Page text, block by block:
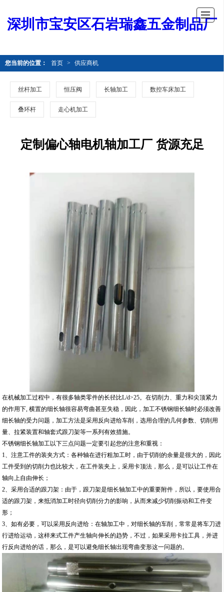
深圳市宝安区石岩瑞鑫五金制品厂
您当前的位置： 首页 > 供应商机
丝杆加工 恒压阀 长轴加工 数控车床加工
叠环杆 走心机加工
定制偏心轴电机轴加工厂 货源充足
在机械加工过程中，有很多轴类零件的长径比L/d>25。在切削力、重力和尖顶紧力
的作用下, 横置的细长轴很容易弯曲甚至失稳，因此，加工不锈钢细长轴时必须改善
细长轴的受力问题，加工方法是采用反向进给车削，选用合理的几何参数、切削用
量、拉紧装置和轴套式跟刀架等一系列有效措施。
不锈钢细长轴加工以下三点问题一定要引起您的注意和重视：
1、注意工件的装夹方式：各种轴在进行粗加工时，由于切削的余量是很大的，因此
工件受到的切削力也比较大，在工件装夹上，采用卡顶法，那么，是可以让工件在
轴向上自由伸长；
2、采用合适的跟刀架：由于，跟刀架是细长轴加工中的重要附件，所以，要使用合
适的跟刀架，来抵消加工时径向切削分力的影响，从而来减少切削振动和工件变
形；
3、如有必要，可以采用反向进给：在轴加工中，对细长轴的车削，常常是将车刀进
行进给运动，这样来式工件产生轴向伸长的趋势，不过，如果采用卡拉工具，并进
行反向进给的话，那么，是可以避免细长轴出现弯曲变形这一问题的。